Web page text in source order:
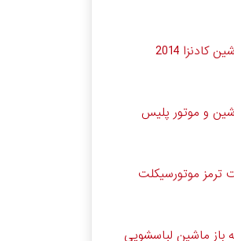
2014
و موتور پلیس
موتورسیکلت
باز ماشین لباسشویی